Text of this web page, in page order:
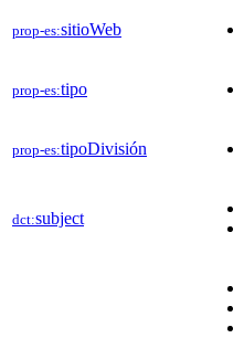
prop-es:sitioWeb
prop-es:tipo
prop-es:tipoDivisión
dct:subject